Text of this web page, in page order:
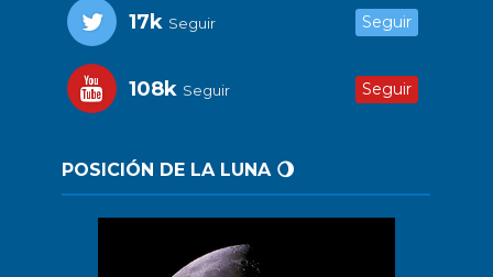
17k Seguir Seguir
108k Seguir Seguir
POSICIÓN DE LA LUNA 🌖